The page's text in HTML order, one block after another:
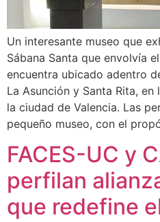
Un interesante museo que
Sábana Santa que envolvía
encuentra ubicado adentro
La Asunción y Santa Rita,
la ciudad de Valencia. Las
pequeño museo, con el
FACES-UC y
perfilan
que redefine